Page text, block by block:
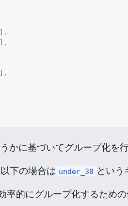
かに基づいてグループ化を行
下の場合は under_30 という
率的にグループ化するため